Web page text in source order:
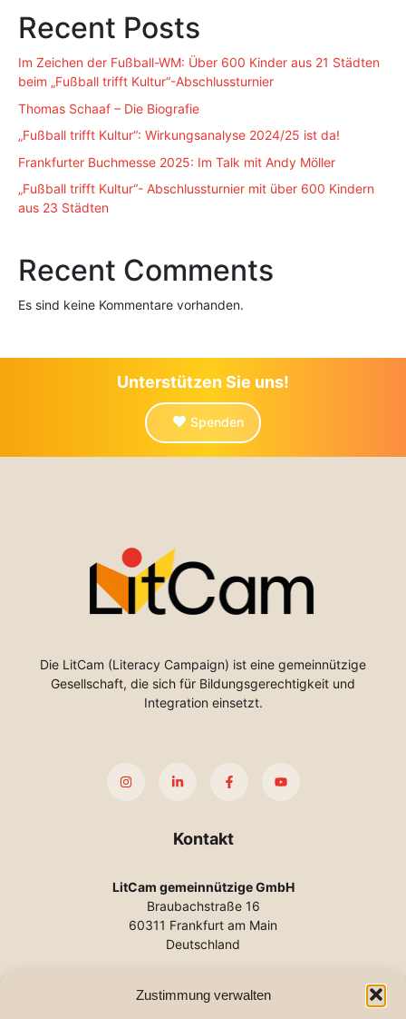
Zustimmung verwalten
Recent Posts
Im Zeichen der Fußball-WM: Über 600 Kinder aus 21 Städten
beim „Fußball trifft Kultur“-Abschlussturnier
Thomas Schaaf – Die Biografie
„Fußball trifft Kultur“: Wirkungsanalyse 2024/25 ist da!
Frankfurter Buchmesse 2025: Im Talk mit Andy Möller
„Fußball trifft Kultur“- Abschlussturnier mit über 600 Kindern
aus 23 Städten
Recent Comments
Es sind keine Kommentare vorhanden.
Unterstützen Sie uns!
Spenden
Die LitCam (Literacy Campaign) ist eine gemeinnützige
Gesellschaft, die sich für Bildungsgerechtigkeit und
Integration einsetzt.
Kontakt
LitCam gemeinnützige GmbH
Braubachstraße 16
60311 Frankfurt am Main
Deutschland
E-Mail:info@litcam.de